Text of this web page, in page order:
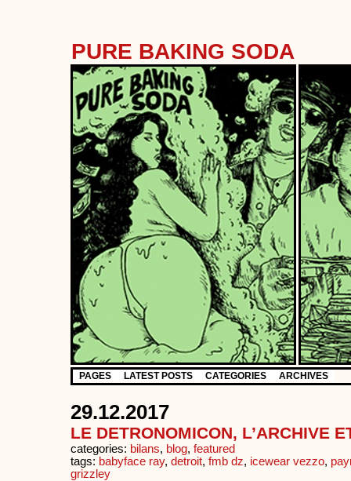
PURE BAKING SODA
PAGES LATEST POSTS CATEGORIES ARCHIVES
29.12.2017
LE DETRONOMICON, L’ARCHIVE
categories: bilans, blog, featured
tags: babyface ray, detroit, fmb dz, icewear vezzo,
grizzley